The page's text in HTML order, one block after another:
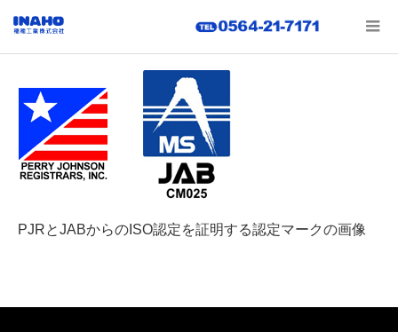
PJRとJABからのISO認定を証明する認定マークの画像